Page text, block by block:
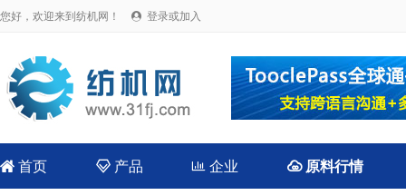
您好，欢迎来到纺机网！  登录或加入
 首页 产品  企业 原料行情